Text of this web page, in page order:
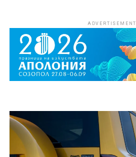
ADVERTISEMENT